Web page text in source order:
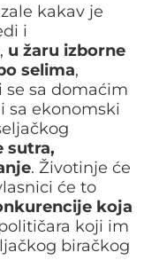
kakav je
i
u žaru izborne
selima,
se sa domaćim
sa ekonomski
sutra,
. Životinje će
će to
koja
koji im
biračkog